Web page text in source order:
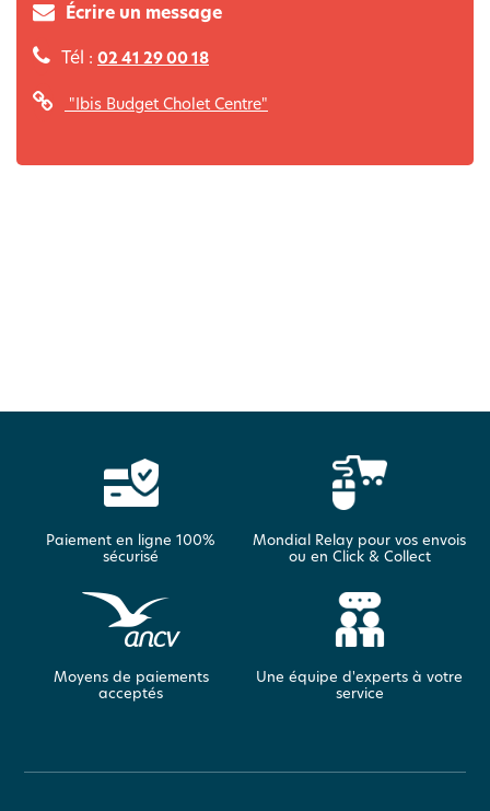
Écrire un message
Tél : 02 41 29 00 18
"Ibis Budget Cholet Centre"
Paiement en ligne 100%
sécurisé
Mondial Relay pour vos envois
ou en Click & Collect
Moyens de paiements
acceptés
Une équipe d'experts à votre
service